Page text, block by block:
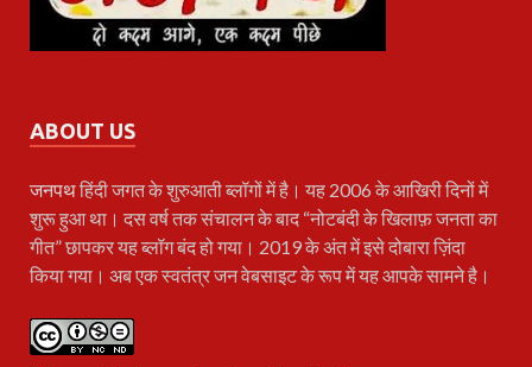
ABOUT US
जनपथहिंदी जगत के शुरुआती ब्लॉगों में है। यह 2006 के आखिरी दिनों में
शुरू हुआ था। दस वर्ष तक संचालन के बाद “नोटबंदी के खिलाफ़ जनता का
गीत” छापकर यह ब्लॉग बंद हो गया। 2019 के अंत में इसे दोबारा ज़िंदा
किया गया। अब एक स्वतंत्र जन वेबसाइट के रूप में यह आपके सामने है।